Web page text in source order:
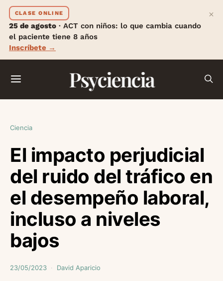
CLASE ONLINE
25 de agosto · ACT con niños: lo que cambia cuando
el paciente tiene 8 años
Inscríbete →
×
Psyciencia
Ciencia
El impacto perjudicial
del ruido del tráfico en
el desempeño laboral,
incluso a niveles
bajos
23/05/2023 David Aparicio